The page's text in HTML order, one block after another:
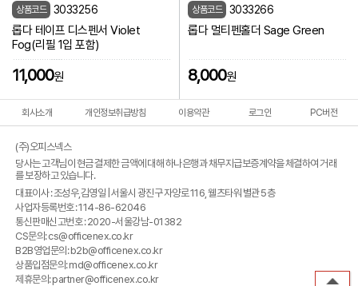
상품코드 3033256
롭다 테이프 디스펜서 Violet
Fog(리필 1입 포함)
11,000원
상품코드 3033266
롭다 멀티펜홀더 Sage Green
8,000원
회사소개 개인정보취급방침 이용약관 로그인 PC버전
(주)오피스넥스
당사는 고객님이 현금 결제한 금액에 대해 하나은행과 채무지급보증계약을 체결하여 거래
를 보장하고 있습니다.
대표이사 : 조성우,김영일 | 서울시 광진구 자양로 116, 웰츠타워 별관 5층
사업자등록번호 : 114-86-62046
통신판매신고번호 : 2020-서울강남-01382
CS문의: cs@officenex.co.kr
B2B영업문의: b2b@officenex.co.kr
상품입점문의: md@officenex.co.kr
제휴문의: partner@officenex.co.kr